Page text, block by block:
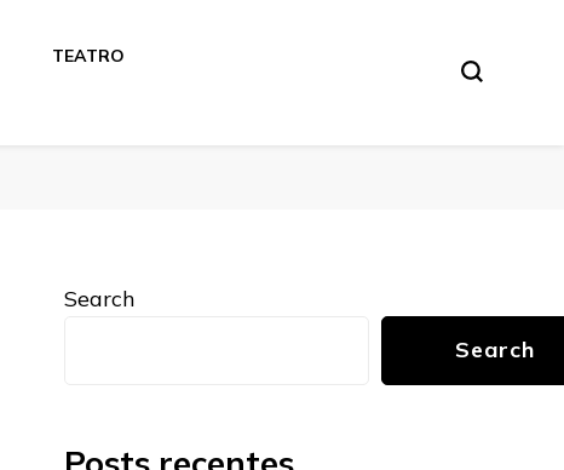
TEATRO
Search
Search